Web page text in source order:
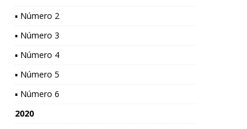
▪ Número 2
▪ Número 3
▪ Número 4
▪ Número 5
▪ Número 6
2020